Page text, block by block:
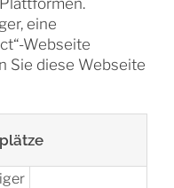
eine
Webseite
Sie diese Webseite